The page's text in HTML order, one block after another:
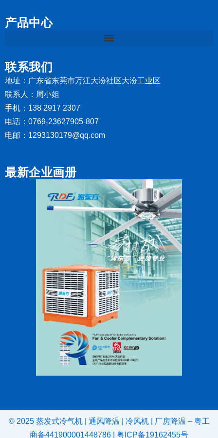
产品中心
联系我们
地址：广东省东莞市万江大汾社区大汾工业区
联系人：周小姐
手机：138 2917 2307
电话：0769-23627905-807
电邮：1293130179@qq.com
最新企业画册
© 2025 蒸发式冷气机| 通风降温 冷风机| 厂房降温 – 粤工
商备441900001448786
粤ICP备19162455号